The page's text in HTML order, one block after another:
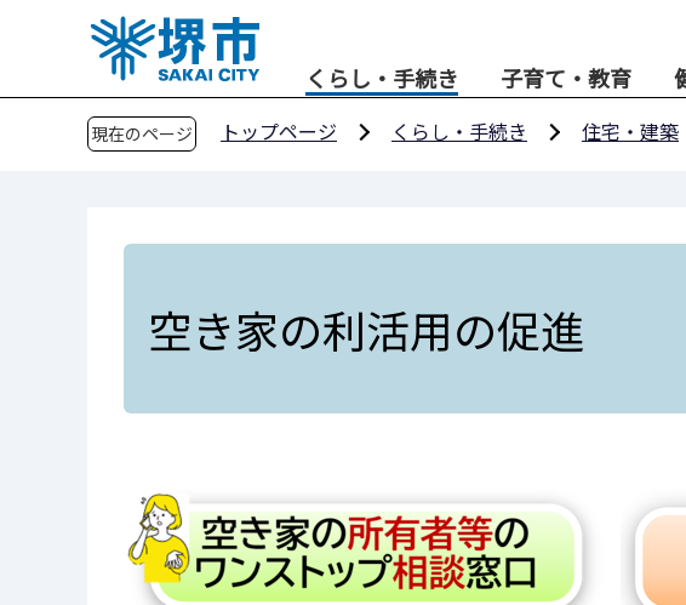
くらし・手続き 子育て・教育
現在のページ トップページ くらし・手続き 住宅・建築
空き家の利活用の促進